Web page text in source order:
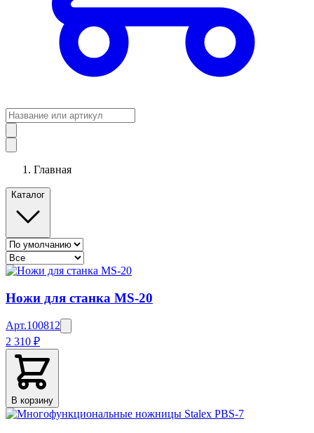
Главная
Каталог
Ножи для станка MS-20
Арт.100812
2 310 ₽
В корзину